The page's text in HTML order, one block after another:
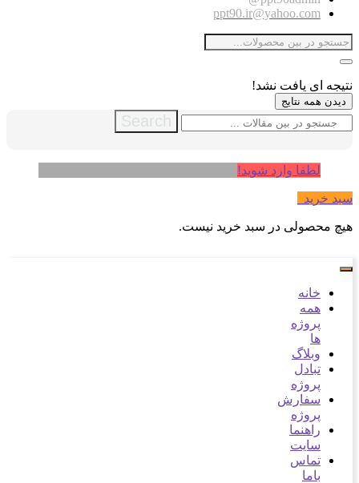
ppt90.ir@yahoo.com
نتیجه ای یافت نشد!
دیدن همه نتایج
Search
لطفا وارد شوید!
سبد خرید
هیچ محصولی در سبد خرید نیست.
خانه
همه
پروژه
ها
وبلاگ
تبادل
پروژه
سفارش
پروژه
راهنما
سایت
تماس
باما